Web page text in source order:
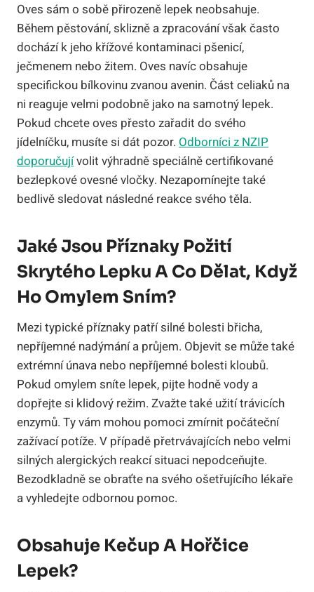
Oves sám o sobě přirozeně lepek neobsahuje.
Během pěstování, sklizně a zpracování však často
dochází k jeho křížové kontaminaci pšenicí,
ječmenem nebo žitem. Oves navíc obsahuje
specifickou bílkovinu zvanou avenin. Část celiaků na
ni reaguje velmi podobně jako na samotný lepek.
Pokud chcete oves přesto zařadit do svého
jídelníčku, musíte si dát pozor. Odborníci z NZIP
doporučujívolit výhradně speciálně certifikované
bezlepkové ovesné vločky. Nezapomínejte také
bedlivě sledovat následné reakce svého těla.
Jaké Jsou Příznaky Požití
Skrytého Lepku A Co Dělat, Když
Ho Omylem Sním?
Mezi typické příznaky patří silné bolesti břicha,
nepříjemné nadýmání a průjem. Objevit se může také
extrémní únava nebo nepříjemné bolesti kloubů.
Pokud omylem sníte lepek, pijte hodně vody a
dopřejte si klidový režim. Zvažte také užití trávicích
enzymů. Ty vám mohou pomoci zmírnit počáteční
zažívací potíže. V případě přetrvávajících nebo velmi
silných alergických reakcí situaci nepodceňujte.
Bezodkladně se obraťte na svého ošetřujícího lékaře
a vyhledejte odbornou pomoc.
Obsahuje Kečup A Hořčice
Lepek?